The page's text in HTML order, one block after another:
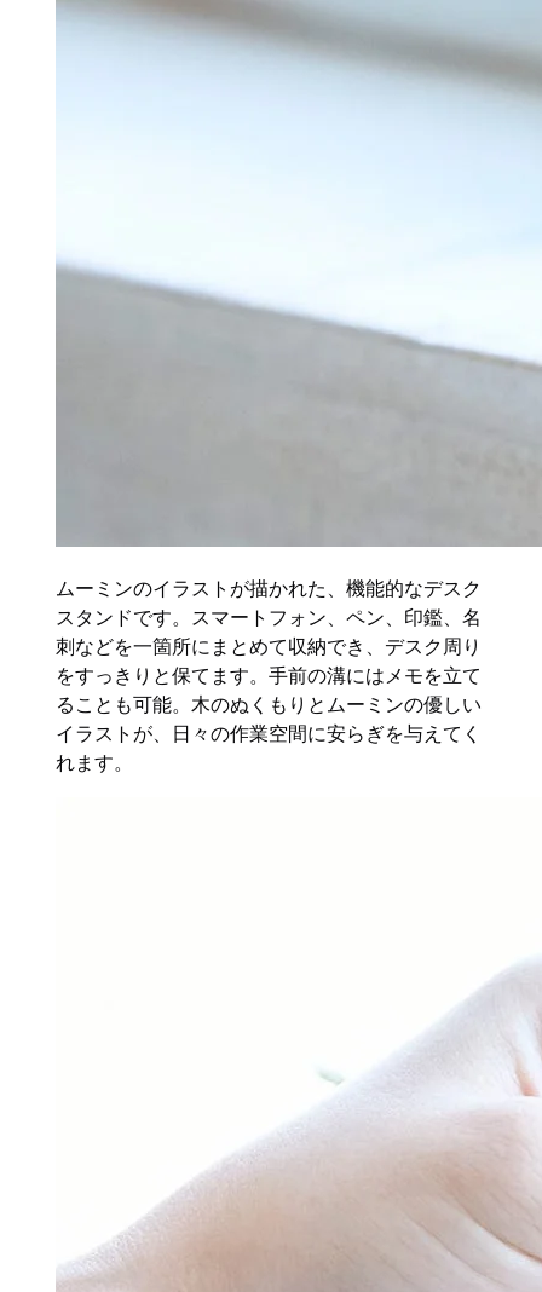
ムーミンのイラストが描かれた、機能的なデスク
スタンドです。スマートフォン、ペン、印鑑、名
刺などを一箇所にまとめて収納でき、デスク周り
をすっきりと保てます。手前の溝にはメモを立て
ることも可能。木のぬくもりとムーミンの優しい
イラストが、日々の作業空間に安らぎを与えてく
れます。